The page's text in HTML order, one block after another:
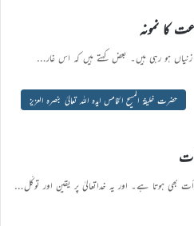
کا نمونہ
زنیاں ہو رہی ہیں۔ بعض کہتے ہیں کہ اس غار…
حضرت خلیفۃ المسیح الخامس ایدہ اللہ تعالیٰ بنصرہ العزیز
بھی ہوتا ہے۔ اور یہ خداتعالیٰ پر یقین اور توکّل…